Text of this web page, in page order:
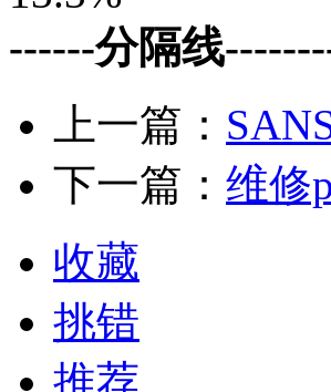
------分隔线
上一篇：
下一篇： 维修
收藏
挑错
推荐